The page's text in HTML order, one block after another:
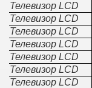
Телевизор LCD
Телевизор LCD
Телевизор LCD
Телевизор LCD
Телевизор LCD
Телевизор LCD
Телевизор LCD